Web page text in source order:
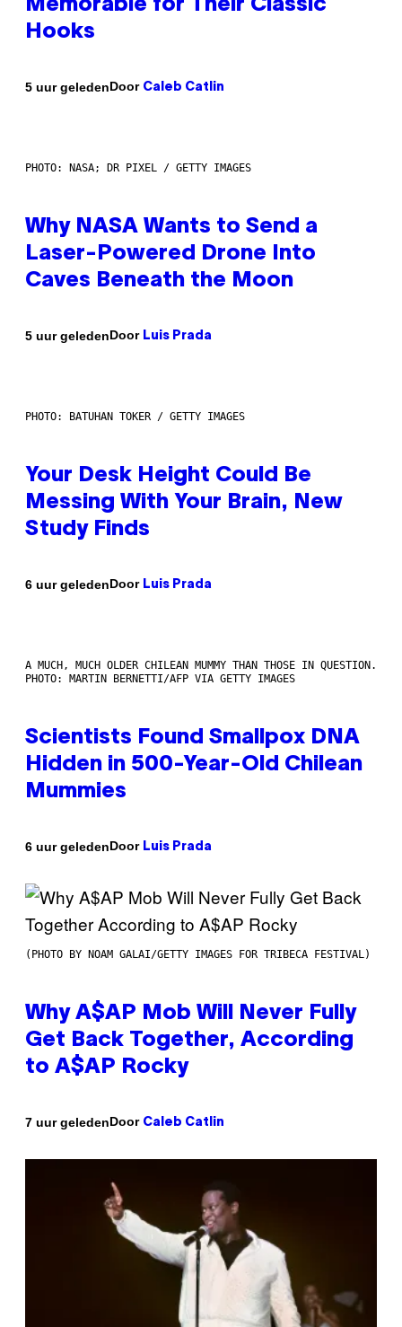
Memorable for Their Classic
Hooks
5 uur geledenDoor Caleb Catlin
PHOTO: NASA; DR PIXEL / GETTY IMAGES
Why NASA Wants to Send a
Laser-Powered Drone Into
Caves Beneath the Moon
5 uur geledenDoor Luis Prada
PHOTO: BATUHAN TOKER / GETTY IMAGES
Your Desk Height Could Be
Messing With Your Brain, New
Study Finds
6 uur geledenDoor Luis Prada
A MUCH, MUCH OLDER CHILEAN MUMMY THAN THOSE IN QUESTION.
PHOTO: MARTIN BERNETTI/AFP VIA GETTY IMAGES
Scientists Found Smallpox DNA
Hidden in 500-Year-Old Chilean
Mummies
6 uur geledenDoor Luis Prada
(PHOTO BY NOAM GALAI/GETTY IMAGES FOR TRIBECA FESTIVAL)
Why A$AP Mob Will Never Fully
Get Back Together, According
to A$AP Rocky
7 uur geledenDoor Caleb Catlin